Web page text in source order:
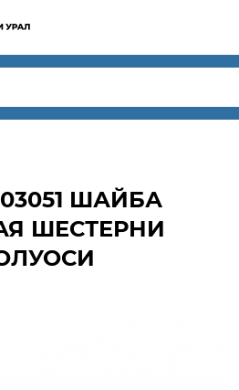
ШАЙБА
ШЕСТЕРНИ